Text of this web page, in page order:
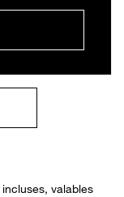
incluses, valables